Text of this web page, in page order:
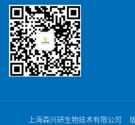
上海森兴研生物技术有限公司